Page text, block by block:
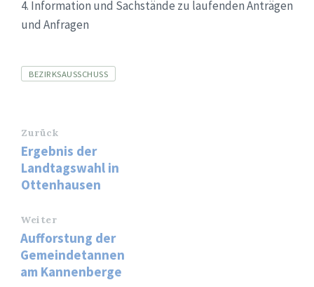
4. Information und Sachstände zu laufenden Anträgen
und Anfragen
Tags
BEZIRKSAUSSCHUSS
Zurück
Ergebnis der
Landtagswahl in
Ottenhausen
Weiter
Aufforstung der
Gemeindetannen
am Kannenberge